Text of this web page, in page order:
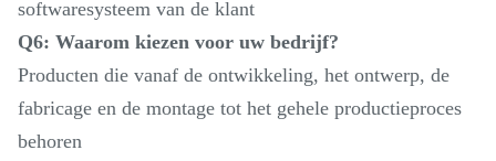
softwaresysteem van de klant
Q6: Waarom kiezen voor uw bedrijf?
Producten die vanaf de ontwikkeling, het ontwerp, de
fabricage en de montage tot het gehele productieproces
behoren